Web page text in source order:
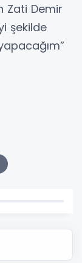
Zati Demir
şekilde